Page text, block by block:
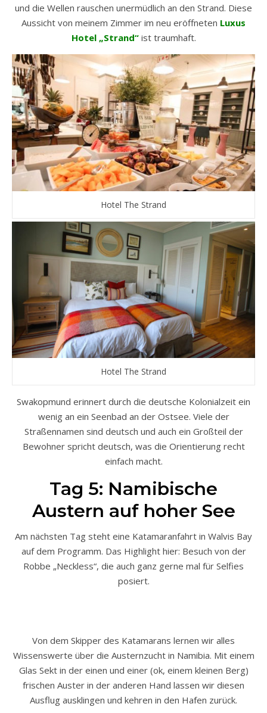
und die Wellen rauschen unermüdlich an den Strand. Diese
Aussicht von meinem Zimmer im neu eröffneten Luxus
Hotel „Strand“ist traumhaft.
Hotel The Strand
Hotel The Strand
Swakopmund erinnert durch die deutsche Kolonialzeit ein
wenig an ein Seenbad an der Ostsee. Viele der
Straßennamen sind deutsch und auch ein Großteil der
Bewohner spricht deutsch, was die Orientierung recht
einfach macht.
Tag 5: Namibische
Austern auf hoher See
Am nächsten Tag steht eine Katamaranfahrt in Walvis Bay
auf dem Programm. Das Highlight hier: Besuch von der
Robbe „Neckless“, die auch ganz gerne mal für Selfies
posiert.
Von dem Skipper des Katamarans lernen wir alles
Wissenswerte über die Austernzucht in Namibia. Mit einem
Glas Sekt in der einen und einer (ok, einem kleinen Berg)
frischen Auster in der anderen Hand lassen wir diesen
Ausflug ausklingen und kehren in den Hafen zurück.